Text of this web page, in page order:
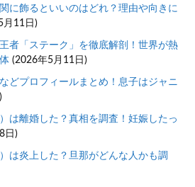
に飾るといいのはどれ？理由や向きに
月11日)
者「ステーク」を徹底解剖！世界が熱
(2026年5月11日)
どプロフィールまとめ！息子はジャニ
は離婚した？真相を調査！妊娠したっ
日)
は炎上した？旦那がどんな人かも調